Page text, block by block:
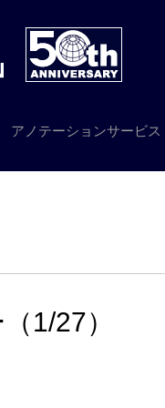
アノテーションサービス
1/27）